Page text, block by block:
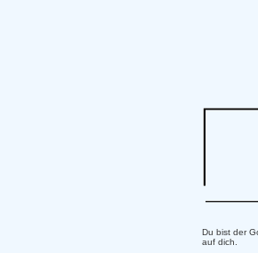
Du bist der
auf dich.